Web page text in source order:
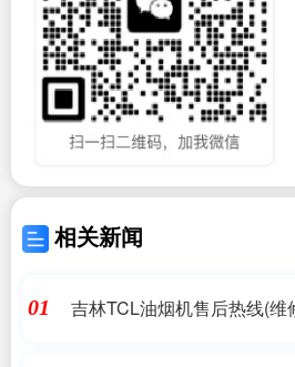
相关新闻
01
吉林TCL油烟机售后热线(维